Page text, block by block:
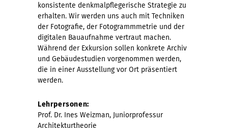
konsistente denkmalpflegerische Strategie zu
erhalten. Wir werden uns auch mit Techniken
der Fotografie, der Fotogrammmetrie und der
digitalen Bauaufnahme vertraut machen.
Während der Exkursion sollen konkrete Archiv
und Gebäudestudien vorgenommen werden,
die in einer Ausstellung vor Ort präsentiert
werden.
Lehrpersonen:
Prof. Dr. Ines Weizman, Juniorprofessur
Architekturtheorie